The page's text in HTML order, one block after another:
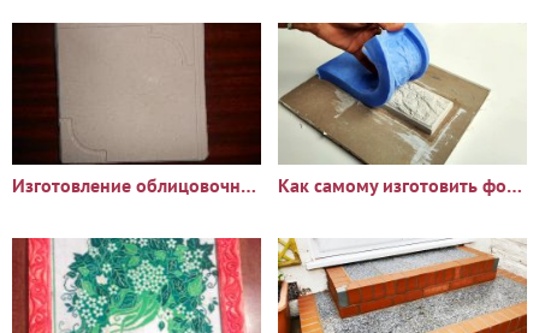
Изготовление облицовочной плитки Как самому изготовить форму для отливки настенной плитки из гипса